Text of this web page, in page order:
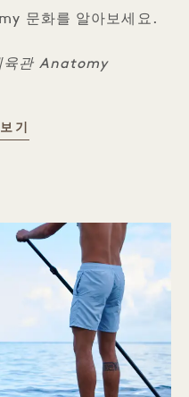
문화를 알아보세요.
육관 Anatomy
기